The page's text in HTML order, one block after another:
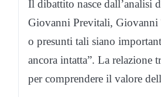
Il dibattito nasce dall’analisi
Giovanni Previtali, Giovanni
o presunti tali siano
ancora intatta”. La relazione
per comprendere il valore